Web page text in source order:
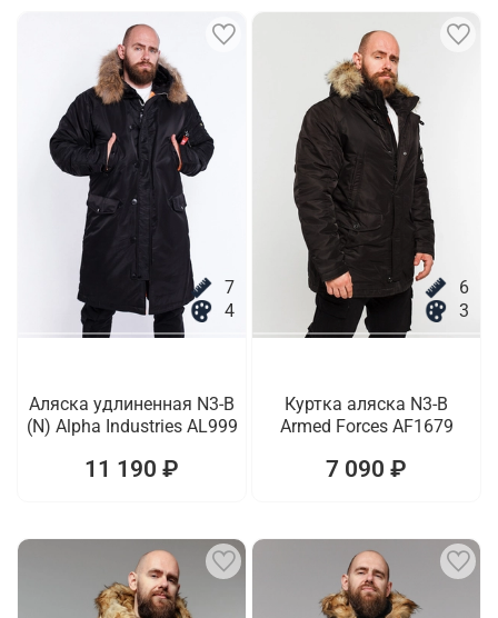
7
4
Аляска удлиненная N3-B
(N) Alpha Industries AL999
11 190 ₽
6
3
Куртка аляска N3-B
Armed Forces AF1679
7 090 ₽